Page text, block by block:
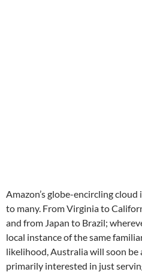
Amazon’s globe-encircling
to many. From Virginia to
and from Japan to Brazil;
local instance of the same
likelihood, Australia will soon be
primarily interested in just